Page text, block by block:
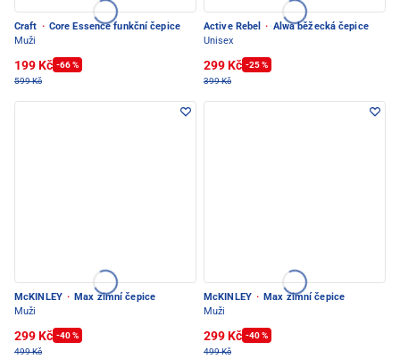
Craft · Core Essence funkční čepice
Muži
199 Kč -66 %
599 Kč
Active Rebel · Alwa běžecká čepice
Unisex
299 Kč -25 %
399 Kč
McKINLEY · Max zimní čepice
Muži
299 Kč -40 %
499 Kč
McKINLEY · Max zimní čepice
Muži
299 Kč -40 %
499 Kč